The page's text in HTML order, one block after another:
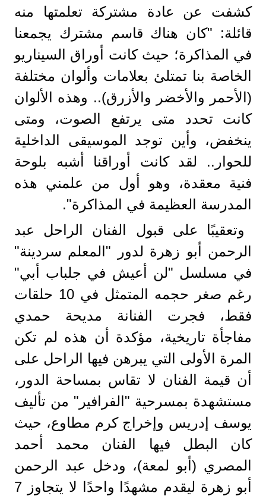
كشفت عن عادة مشتركة تعلمتها منه
قائلة: "كان هناك قاسم مشترك يجمعنا
في المذاكرة؛ حيث كانت أوراق السيناريو
الخاصة بنا تمتلئ بعلامات وألوان مختلفة
(الأحمر والأخضر والأزرق).. وهذه الألوان
كانت تحدد متى يرتفع الصوت، ومتى
ينخفض، وأين توجد الموسيقى الداخلية
للحوار.. لقد كانت أوراقنا أشبه بلوحة
فنية معقدة، وهو أول من علمني هذه
المدرسة العظيمة في المذاكرة".
وتعقيبًا على قبول الفنان الراحل عبد
الرحمن أبو زهرة لدور "المعلم سردينة"
في مسلسل "لن أعيش في جلباب أبي"
رغم صغر حجمه المتمثل في 10 حلقات
فقط، فجرت الفنانة مديحة حمدي
مفاجأة تاريخية، مؤكدة أن هذه لم تكن
المرة الأولى التي يبرهن فيها الراحل على
أن قيمة الفنان لا تقاس بمساحة الدور،
مستشهدة بمسرحية "الفرافير" من تأليف
يوسف إدريس وإخراج كرم مطاوع، حيث
كان البطل فيها الفنان محمد أحمد
المصري (أبو لمعة)، ودخل عبد الرحمن
أبو زهرة ليقدم مشهدًا واحدًا لا يتجاوز 7